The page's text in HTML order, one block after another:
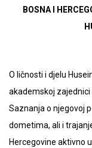
BOSNA I
O ličnosti i djelu
akademskoj zajednici
Saznanja o njegovoj
dometima, ali i
Hercegovine aktivno